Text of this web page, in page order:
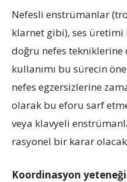
Nefesli enstrümanlar
klarnet gibi), ses üretimi
doğru nefes tekniklerine
kullanımı bu sürecin
nefes egzersizlerine
olarak bu eforu sarf
veya klavyeli
rasyonel bir karar
Koordinasyon yeteneği